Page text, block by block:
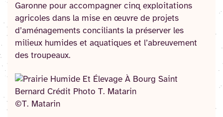
Garonne pour accompagner cinq exploitations
agricoles dans la mise en œuvre de projets
d’aménagements conciliants la préserver les
milieux humides et aquatiques et l’abreuvement
des troupeaux.
©T. Matarin